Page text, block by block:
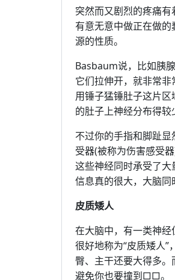
突然而又剧烈的疼痛
有意无意中做正在做
源的性质。
Basbaum说，比如胰
它们拉伸开，就非常
用锤子猛锤肚子这片
的肚子上神经分布得较
不过你的手指和脚趾
受器(被称为伤害感受
这些神经同时承受了
信息真的很大，大脑同
皮质矮人
在大脑中，有一类神
很好地称为“皮质矮人
臀、主干还要大得多
避免你也要撞到□□。